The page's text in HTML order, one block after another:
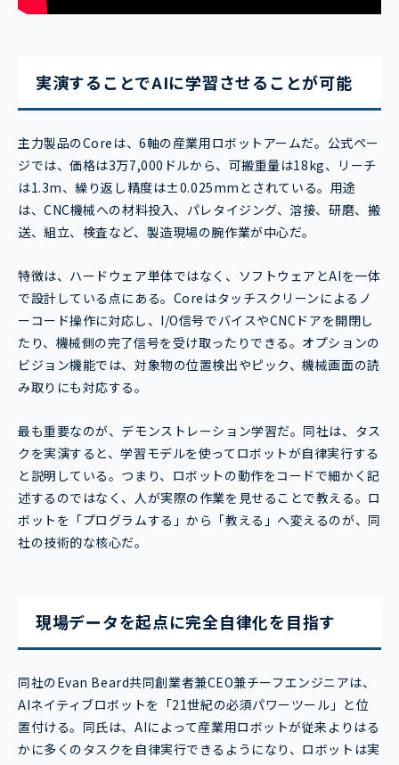
実演することでAIに学習させることが可能
主力製品のCoreは、6軸の産業用ロボットアームだ。公式ペー
ジでは、価格は3万7,000ドルから、可搬重量は18kg、リーチ
は1.3m、繰り返し精度は±0.025mmとされている。用途
は、CNC機械への材料投入、パレタイジング、溶接、研磨、搬
送、組立、検査など、製造現場の腕作業が中心だ。
特徴は、ハードウェア単体ではなく、ソフトウェアとAIを一体
で設計している点にある。Coreはタッチスクリーンによるノ
ーコード操作に対応し、I/O信号でバイスやCNCドアを開閉し
たり、機械側の完了信号を受け取ったりできる。オプションの
ビジョン機能では、対象物の位置検出やピック、機械画面の読
み取りにも対応する。
最も重要なのが、デモンストレーション学習だ。同社は、タス
クを実演すると、学習モデルを使ってロボットが自律実行する
と説明している。つまり、ロボットの動作をコードで細かく記
述するのではなく、人が実際の作業を見せることで教える。ロ
ボットを「プログラムする」から「教える」へ変えるのが、同
社の技術的な核心だ。
現場データを起点に完全自律化を目指す
同社のEvan Beard共同創業者兼CEO兼チーフエンジニアは、
AIネイティブロボットを「21世紀の必須パワーツール」と位
置付ける。同氏は、AIによって産業用ロボットが従来よりはる
かに多くのタスクを自律実行できるようになり、ロボットは実